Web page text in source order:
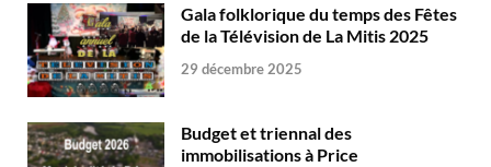
Gala folklorique du temps des Fêtes
de la Télévision de La Mitis 2025
29 décembre 2025
Budget et triennal des
immobilisations à Price